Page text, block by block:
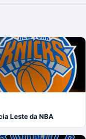
Leste da NBA